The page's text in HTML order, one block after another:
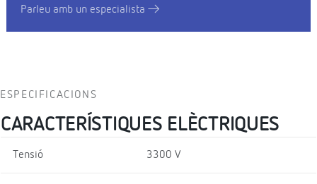
Parleu amb un especialista
ESPECIFICACIONS
CARACTERÍSTIQUES ELÈCTRIQUES
Tensió 3300 V